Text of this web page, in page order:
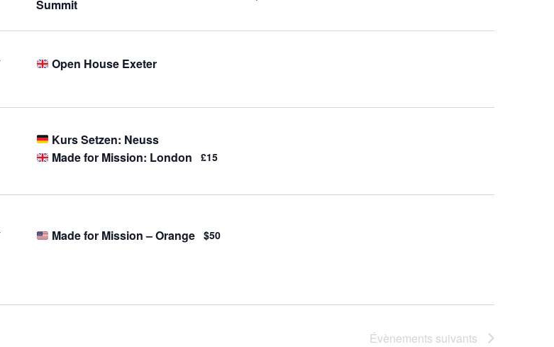
Summit
Open House Exeter
Kurs Setzen: Neuss
Made for Mission: London £15
Made for Mission – Orange $50
Évènements suivants